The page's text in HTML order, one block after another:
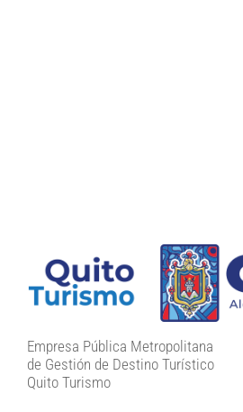
Empresa Pública Metropolitana
de Gestión de Destino Turístico
Quito Turismo